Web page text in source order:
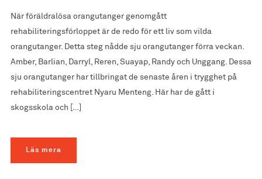
När föräldralösa orangutanger genomgått
rehabiliteringsförloppet är de redo för ett liv som vilda
orangutanger. Detta steg nådde sju orangutanger förra veckan.
Amber, Barlian, Darryl, Reren, Suayap, Randy och Unggang. Dessa
sju orangutanger har tillbringat de senaste åren i trygghet på
rehabiliteringscentret Nyaru Menteng. Här har de gått i
skogsskola och […]
Läs mera